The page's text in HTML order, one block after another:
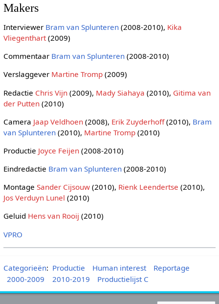
Makers
Interviewer Bram van Splunteren(2008-2010), Kika
Vliegenthart(2009)
Commentaar Bram van Splunteren(2008-2010)
Verslaggever Martine Tromp(2009)
Redactie Chris Vijn(2009), Mady Siahaya (2010), Gitima van
der Putten(2010)
Camera Jaap Veldhoen(2008), Erik Zuyderhoff(2010), Bram
van Splunteren(2010), Martine Tromp(2010)
Productie Joyce Feijen(2008-2010)
Eindredactie Bram van Splunteren(2008-2010)
Montage Sander Cijsouw(2010), Rienk Leendertse (2010),
Jos Verduyn Lunel (2010)
Geluid Hens van Rooij (2010)
VPRO
Categorieën: Productie Human interest
Reportage
2000-2009
2010-2019 Productielijst C